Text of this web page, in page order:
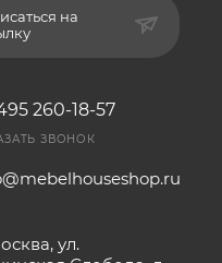
на
260-18-57
ЗВОНОК
ул.